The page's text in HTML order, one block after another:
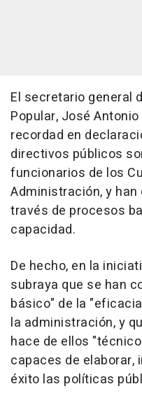
El secretario general
Popular, José
recordad en
directivos públicos
funcionarios de los
Administración, y
través de procesos
capacidad.
De hecho, en la
subraya que se han
básico" de la
la administración, y
hace de ellos
capaces de elaborar,
éxito las políticas